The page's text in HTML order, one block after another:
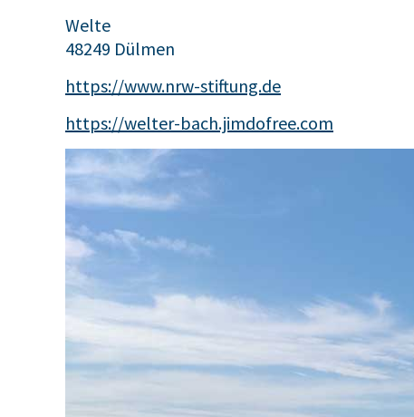
Welte
48249 Dülmen
https://www.nrw-stiftung.de
https://welter-bach.jimdofree.com